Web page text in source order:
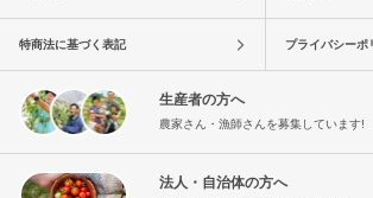
特商法に基づく表記 プライバシーポ
生産者の方へ
農家さん・漁師さんを募集しています!
法人・自治体の方へ